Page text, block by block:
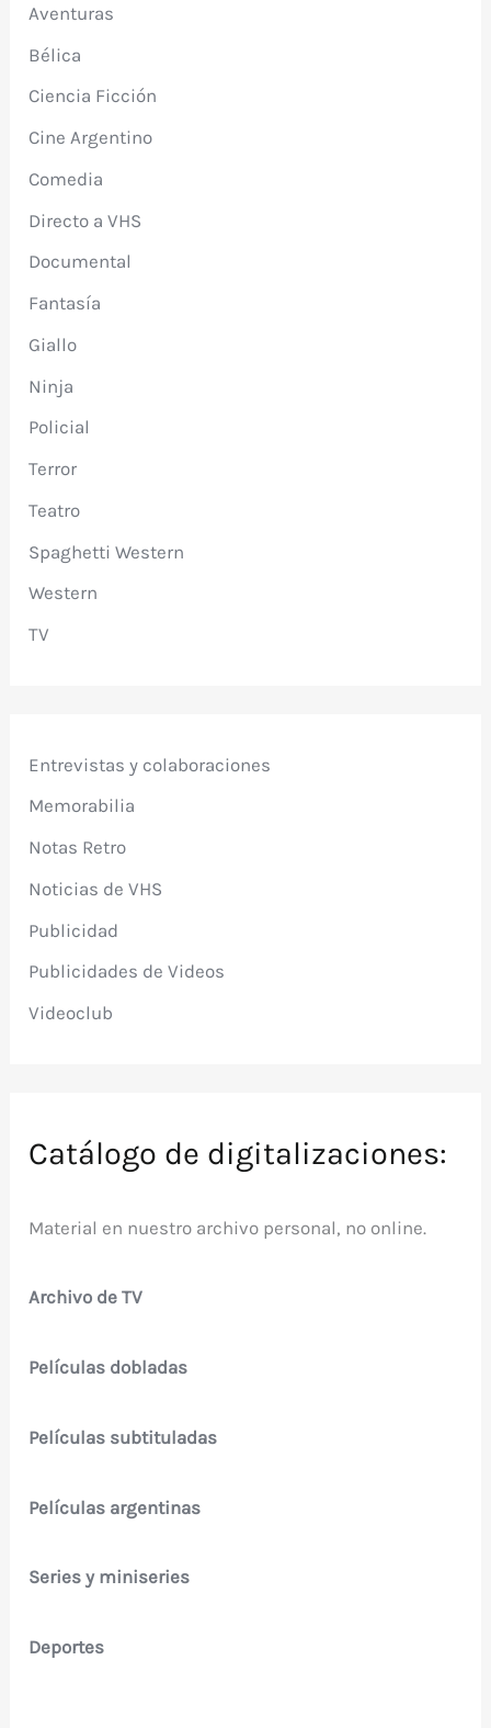
Aventuras
Bélica
Ciencia Ficción
Cine Argentino
Comedia
Directo a VHS
Documental
Fantasía
Giallo
Ninja
Policial
Terror
Teatro
Spaghetti Western
Western
TV
Entrevistas y colaboraciones
Memorabilia
Notas Retro
Noticias de VHS
Publicidad
Publicidades de Videos
Videoclub
Catálogo de digitalizaciones:
Material en nuestro archivo personal, no online.
Archivo de TV
Películas dobladas
Películas subtituladas
Películas argentinas
Series y miniseries
Deportes